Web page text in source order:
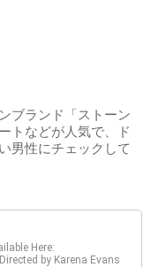
ブランド「ストーン
トなどが人気で、ド
男性にチェックして
Here:
by Karena Evans